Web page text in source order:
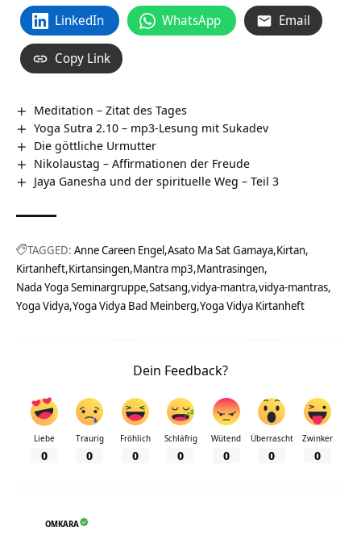
LinkedIn WhatsApp Email
Copy Link
Meditation – Zitat des Tages
Yoga Sutra 2.10 – mp3-Lesung mit Sukadev
Die göttliche Urmutter
Nikolaustag – Affirmationen der Freude
Jaya Ganesha und der spirituelle Weg – Teil 3
TAGGED: Anne Careen Engel Asato Ma Sat Gamaya Kirtan
Kirtanheft Kirtansingen Mantra mp3 Mantrasingen
Nada Yoga Seminargruppe Satsang vidya-mantra vidya-mantras
Yoga Vidya Yoga Vidya Bad Meinberg Yoga Vidya Kirtanheft
Dein Feedback?
Liebe
0
Traurig
0
Fröhlich
0
Schläfrig
0
Wütend
0
Überrascht
0
Zwinker
0
OMKARA